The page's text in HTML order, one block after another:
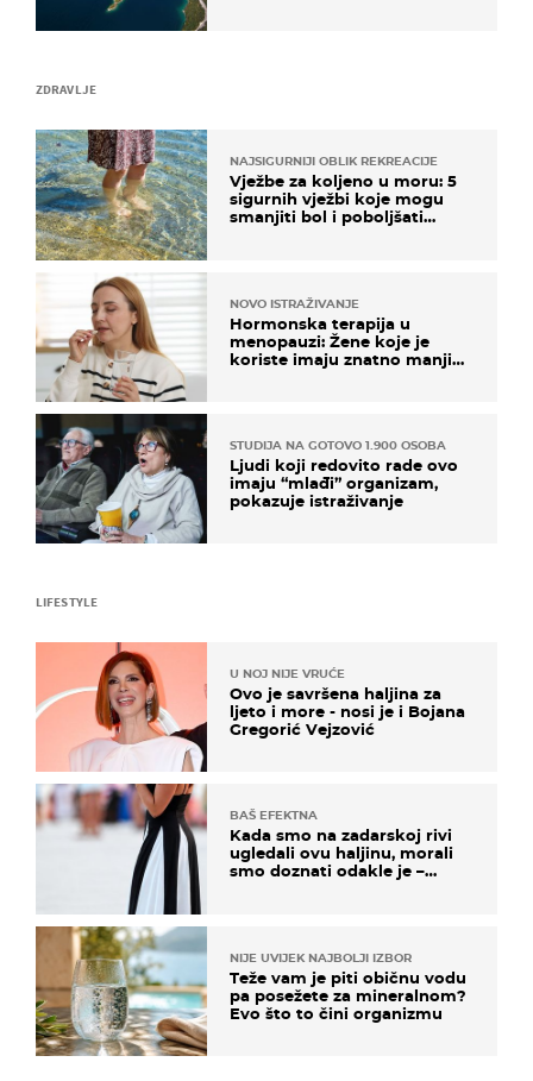
ZDRAVLJE
NAJSIGURNIJI OBLIK REKREACIJE
Vježbe za koljeno u moru: 5
sigurnih vježbi koje mogu
smanjiti bol i poboljšati
NOVO ISTRAŽIVANJE
Hormonska terapija u
menopauzi: Žene koje je
koriste imaju znatno manji
STUDIJA NA GOTOVO 1.900 OSOBA
Ljudi koji redovito rade ovo
imaju “mlađi” organizam,
pokazuje istraživanje
LIFESTYLE
U NOJ NIJE VRUĆE
Ovo je savršena haljina za
ljeto i more - nosi je i Bojana
Gregorić Vejzović
BAŠ EFEKTNA
Kada smo na zadarskoj rivi
ugledali ovu haljinu, morali
smo doznati odakle je –
NIJE UVIJEK NAJBOLJI IZBOR
Teže vam je piti običnu vodu
pa posežete za mineralnom?
Evo što to čini organizmu